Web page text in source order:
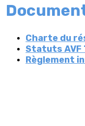
Charte du
Statuts AVF
Règlement